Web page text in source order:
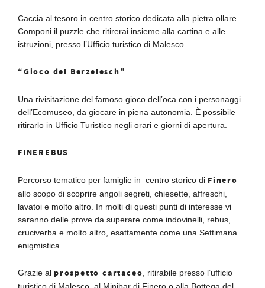
Caccia al tesoro in centro storico dedicata alla pietra ollare.
Componi il puzzle che ritirerai insieme alla cartina e alle
istruzioni, presso l’Ufficio turistico di Malesco.
“Gioco del Berzelesch”
Una rivisitazione del famoso gioco dell’oca con i personaggi
dell’Ecomuseo, da giocare in piena autonomia. È possibile
ritirarlo in Ufficio Turistico negli orari e giorni di apertura.
FINEREBUS
Percorso tematico per famiglie in centro storico di Finero
allo scopo di scoprire angoli segreti, chiesette, affreschi,
lavatoi e molto altro. In molti di questi punti di interesse vi
saranno delle prove da superare come indovinelli, rebus,
cruciverba e molto altro, esattamente come una Settimana
enigmistica.
Grazie al prospetto cartaceo , ritirabile presso l’ufficio